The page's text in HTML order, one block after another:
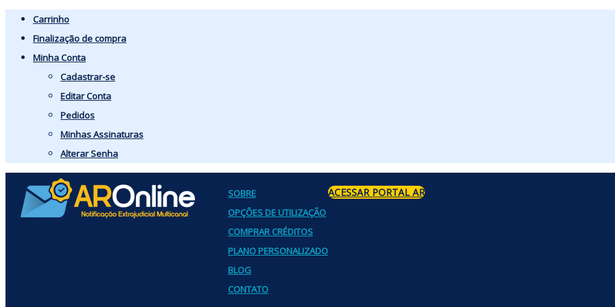
Carrinho
Finalização de compra
Minha Conta
Cadastrar-se
Editar Conta
Pedidos
Minhas Assinaturas
Alterar Senha
SOBRE
OPÇÕES DE UTILIZAÇÃO
COMPRAR CRÉDITOS
PLANO PERSONALIZADO
BLOG
CONTATO
ACESSAR PORTAL AR